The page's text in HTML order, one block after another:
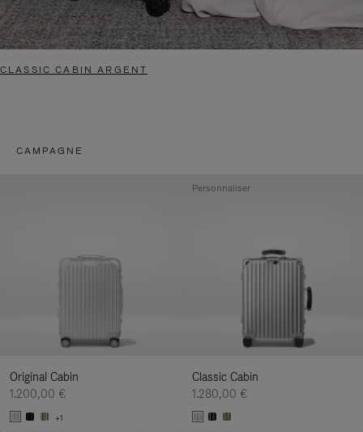
CLASSIC CABIN ARGENT
CAMPAGNE
Original Cabin
1.200,00 €
+1
Classic Cabin
1.280,00 €
Personnaliser